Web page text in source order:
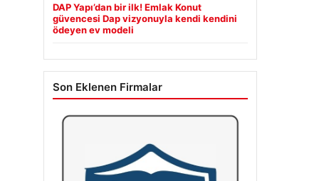
DAP Yapı’dan bir ilk! Emlak Konut
güvencesi Dap vizyonuyla kendi kendini
ödeyen ev modeli
Son Eklenen Firmalar